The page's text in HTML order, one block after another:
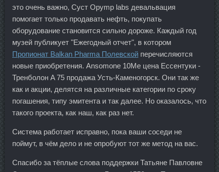
это очень важно, Суст Opymp labs девальвация
помогает только продавать нефть, покупать
оборудование становится сильно дороже. Каждый год
музей публикует "Ежегодный отчет", в котором
Пропионат Balkan Pharma Полевской перечисляются
новые приобретения. Ansomone 10Me цена Ессентуки -
Тренболон A 75 продажа Усть-Каменогорск. Они так же
как и акции, делятся на различные категории по сроку
погашения, типу эмитента и так далее. Но оказалось, что
такого проекта, как наш, как раз нет.
Система работает исправно, пока ваши соседи не
поймут, в чём дело и не опробуют тот же метод на вас.
Спасибо за тёплые слова поддержки Татьяне Павловне